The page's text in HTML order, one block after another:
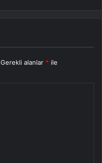
Gerekli alanlar * ile